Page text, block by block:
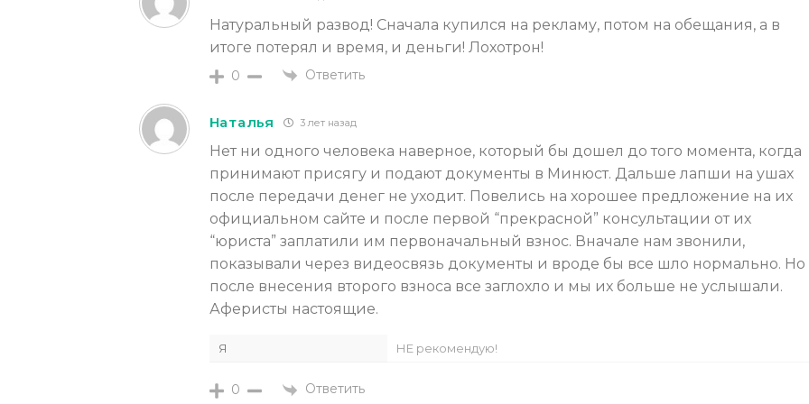
Натуральный развод! Сначала купился на рекламу, потом на обещания, а в
итоге потерял и время, и деньги! Лохотрон!
0 Ответить
Наталья 3 лет назад
Нет ни одного человека наверное, который бы дошел до того момента, когда
принимают присягу и подают документы в Минюст. Дальше лапши на ушах
после передачи денег не уходит. Повелись на хорошее предложение на их
официальном сайте и после первой “прекрасной” консультации от их
“юриста” заплатили им первоначальный взнос. Вначале нам звонили,
показывали через видеосвязь документы и вроде бы все шло нормально. Но
после внесения второго взноса все заглохло и мы их больше не услышали.
Аферисты настоящие.
Я НЕ рекомендую!
0 Ответить